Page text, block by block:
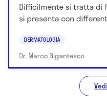
Difficilmente si tratta di
si presenta con
DERMATOLOGIA
Dr. Marco Gigantesco